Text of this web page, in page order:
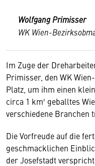
Wolfgang Primisser
WK Wien-
Im Zuge der
Primisser, den WK
Platz, um ihm einen
circa 1 km² geballtes
verschiedene Branchen
Die Vorfreude auf die
geschmacklichen
der Josefstadt